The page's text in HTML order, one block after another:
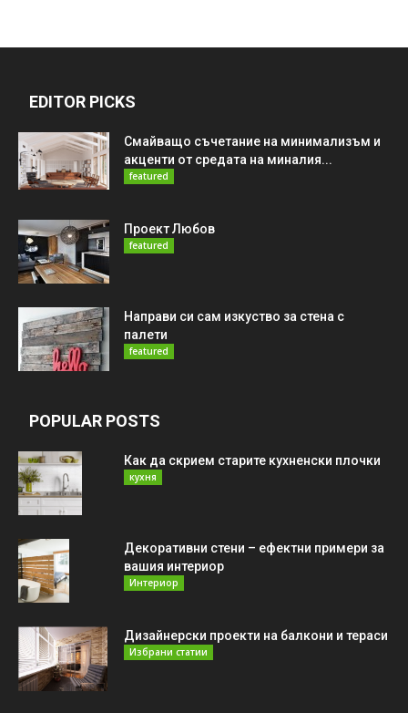
EDITOR PICKS
Смайващо съчетание на минимализъм и
акценти от средата на миналия...
featured
Проект Любов
featured
Направи си сам изкуство за стена с
палети
featured
POPULAR POSTS
Как да скрием старите кухненски плочки
кухня
Декоративни стени – ефектни примери за
вашия интериор
Интериор
Дизайнерски проекти на балкони и тераси
Избрани статии